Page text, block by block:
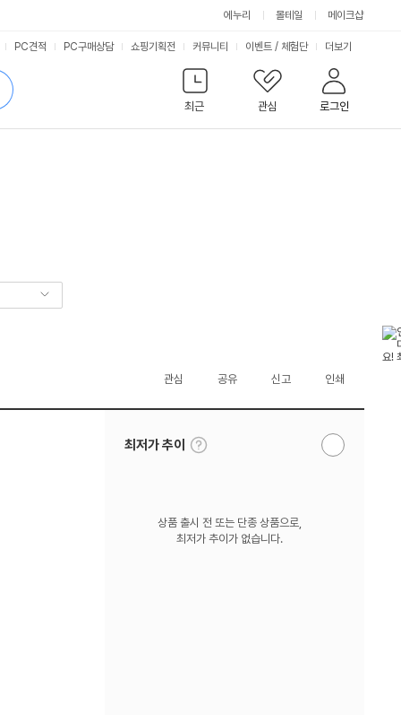
에누리 몰테일 메이크샵
최근
관심 로그인
PC견적 PC구매상담 쇼핑기획전 커뮤니티 이벤트 / 체험단 서
비
스
더보기
관심 공유 신고 인쇄
최저가 추이
툴
팁
알
상품 출시 전 또는 단종 상품으로,
최저가 추이가 없습니다.